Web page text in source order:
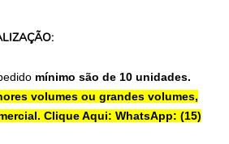
mínimo são de 10 unidades.
volumes ou grandes volumes,
Clique Aqui: WhatsApp: (15)